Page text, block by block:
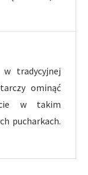
tradycyjnej
ominąć
w takim
pucharkach.